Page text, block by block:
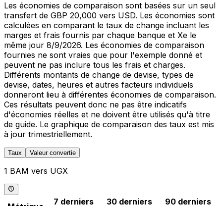
Les économies de comparaison sont basées sur un seul
transfert de GBP 20,000 vers USD. Les économies sont
calculées en comparant le taux de change incluant les
marges et frais fournis par chaque banque et Xe le
même jour 8/9/2026. Les économies de comparaison
fournies ne sont vraies que pour l'exemple donné et
peuvent ne pas inclure tous les frais et charges.
Différents montants de change de devise, types de
devise, dates, heures et autres facteurs individuels
donneront lieu à différentes économies de comparaison.
Ces résultats peuvent donc ne pas être indicatifs
d'économies réelles et ne doivent être utilisés qu'à titre
de guide. Le graphique de comparaison des taux est mis
à jour trimestriellement.
Taux Valeur convertie
1 BAM vers UGX
7 derniers
30 derniers
90 derniers